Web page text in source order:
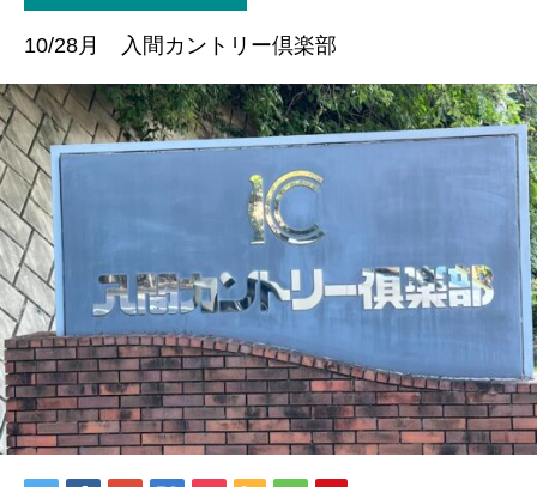
10/28月 入間カントリー倶楽部